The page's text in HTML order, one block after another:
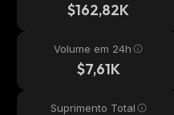
$162,82K
Volume em 24h
$7,61K
Suprimento Total